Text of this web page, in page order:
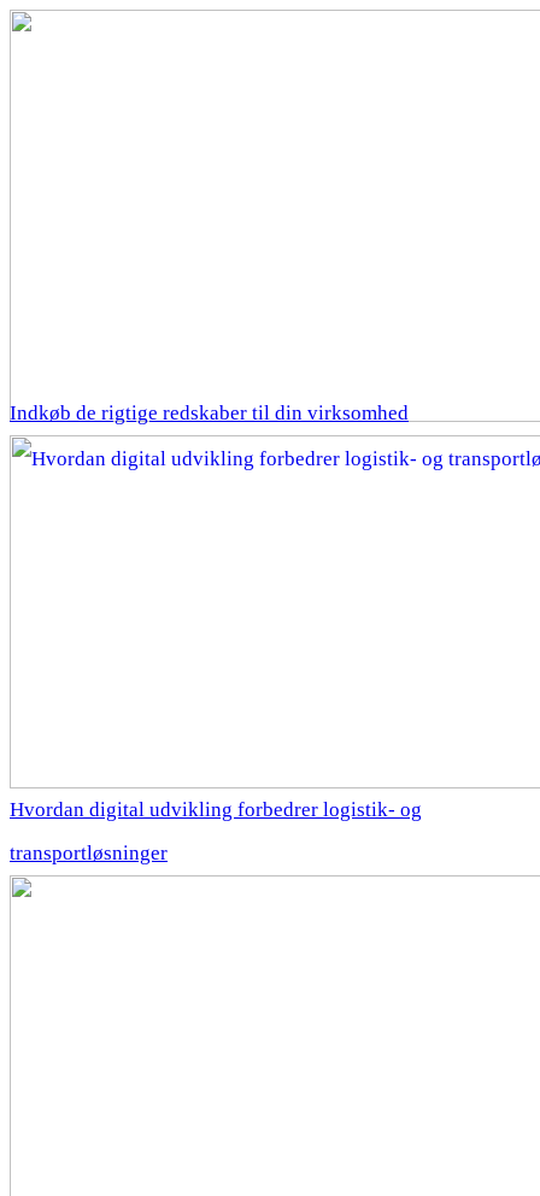
Indkøb de rigtige redskaber til din virksomhed
Hvordan digital udvikling forbedrer logistik- og
transportløsninger